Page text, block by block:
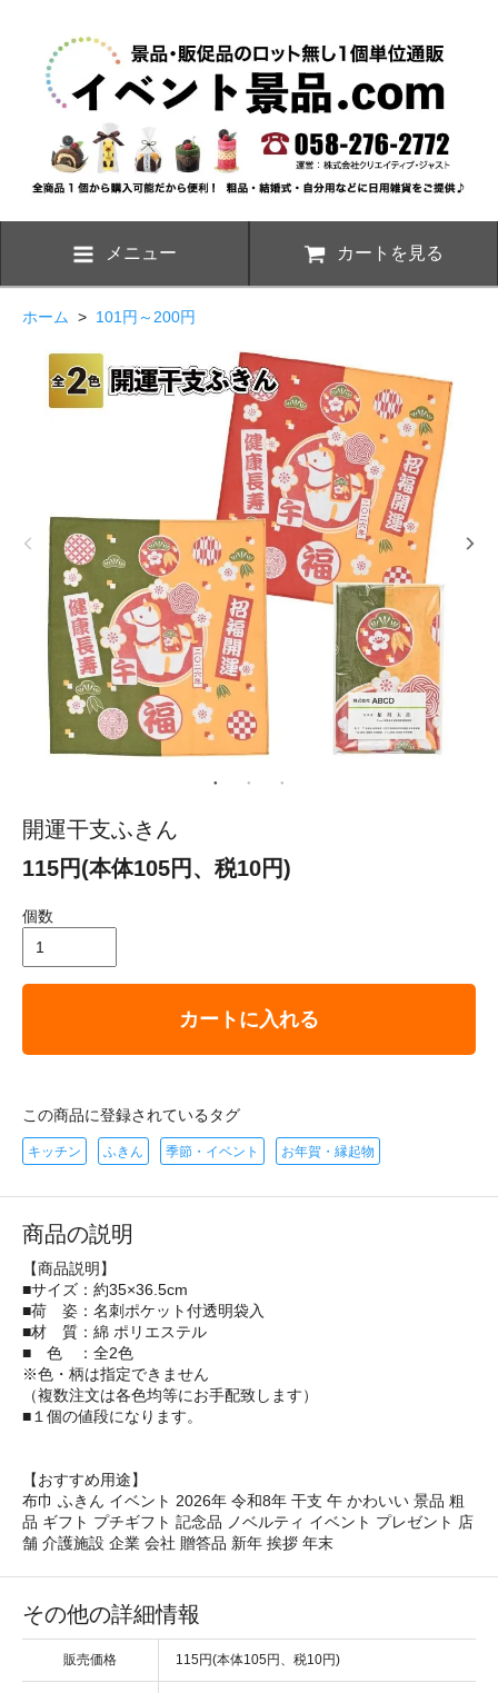
メニュー カートを見る
ホーム > 101円～200円
開運干支ふきん
115円(本体105円、税10円)
個数
カートに入れる
この商品に登録されているタグ
キッチン ふきん 季節・イベント お年賀・縁起物
商品の説明
【商品説明】
■サイズ：約35×36.5cm
■荷 姿：名刺ポケット付透明袋入
■材 質：綿 ポリエステル
■ 色 ：全2色
※色・柄は指定できません
（複数注文は各色均等にお手配致します）
■１個の値段になります。
【おすすめ用途】
布巾 ふきん イベント 2026年 令和8年 干支 午 かわいい 景品 粗
品 ギフト プチギフト 記念品 ノベルティ イベント プレゼント 店
舗 介護施設 企業 会社 贈答品 新年 挨拶 年末
その他の詳細情報
販売価格 115円(本体105円、税10円)